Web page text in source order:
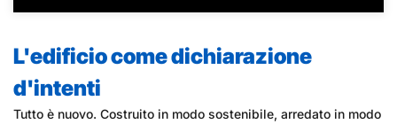
L'edificio come dichiarazione
d'intenti
Tutto è nuovo. Costruito in modo sostenibile, arredato in modo